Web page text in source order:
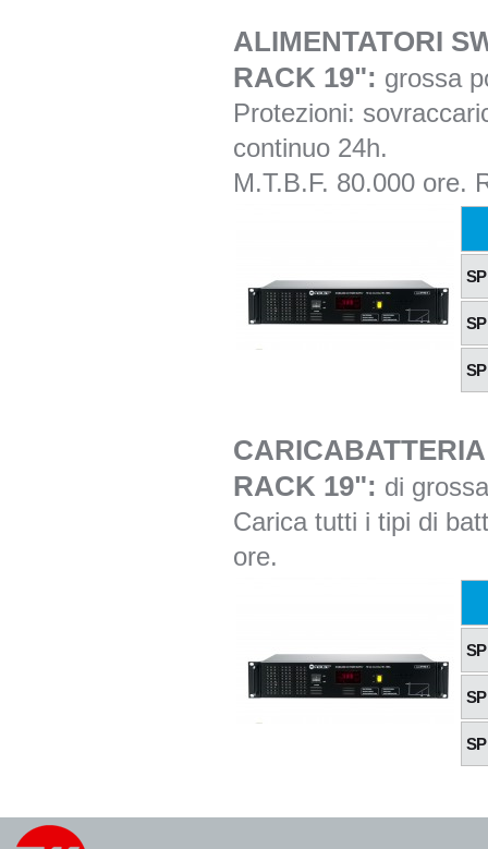
ALIMENTATORI
RACK 19": grossa
Protezioni:
continuo 24h.
M.T.B.F. 80.000 ore.
RACK 19": di
Carica tutti i tipi di
ore.